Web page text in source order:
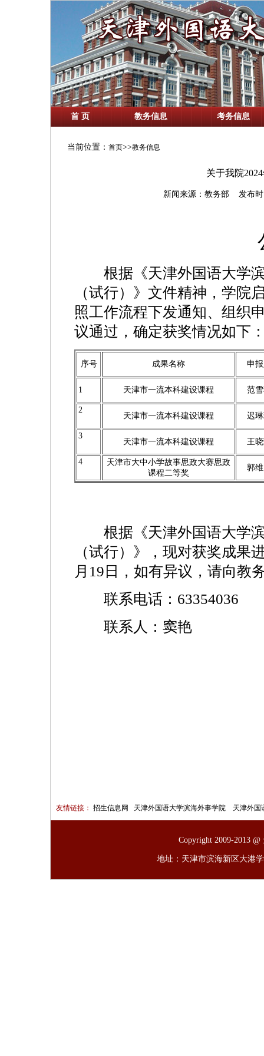
首 页 教务信息 考务信息
当前位置： 首页>>教务信息
关于我院
新闻来源：教务部 发布时
根据《天津外国语大学滨
（试行）》文件精神，学院
照工作流程下发通知、组织
议通过，确定获奖情况如下
序号 成果名称 申
1 天津市一流本科建设课程 范
2
天津市一流本科建设课程 迟
3
天津市一流本科建设课程 王
4
天津市大中小学故事思政大赛思政
课程二等奖
郭
根据《天津外国语大学滨
（试行）》，现对获奖成果
月19日，如有异议，请向教
联系电话：63354036
联系人：窦艳
友情链接： 招生信息网 天津外国语大学滨海外事学院 天津外国
Copyright 2009-2013
地址：天津市滨海新区大港